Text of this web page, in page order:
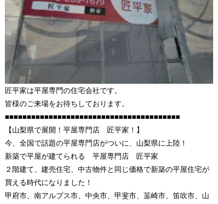
匠平家は平屋専門の住宅会社です。
皆様のご来場をお待ちしております。
■■■■■■■■■■■■■■■■■■■■■■■■■■■■■■■■■■■■■■■■
【山梨県で展開！平屋専門店 匠平家！】
今、全国で話題の平屋専門店がついに、山梨県に上陸！
新築で平屋が建てられる 平屋専門店 匠平家
２階建て、建売住宅、中古物件と同じ価格で新築の平屋住宅が
買える時代になりました！
甲府市、南アルプス市、中央市、甲斐市、韮崎市、笛吹市、山